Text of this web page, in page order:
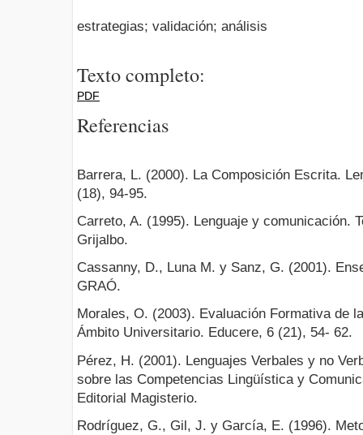
estrategias; validación; análisis
Texto completo:
PDF
Referencias
Barrera, L. (2000). La Composición Escrita.
(18), 94-95.
Carreto, A. (1995). Lenguaje y comunicación.
Grijalbo.
Cassanny, D., Luna M. y Sanz, G. (2001).
GRAÓ.
Morales, O. (2003). Evaluación Formativa de
Ámbito Universitario. Educere, 6 (21), 54- 62.
Pérez, H. (2001). Lenguajes Verbales y no
sobre las Competencias Lingüística y
Editorial Magisterio.
Rodríguez, G., Gil, J. y García, E. (1996).